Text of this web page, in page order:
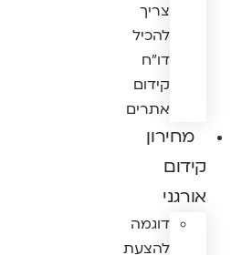
צריך
להכיל
דו"ח
קידום
אתרים
מחירון
קידום
אורגני
דוגמה
להצעת